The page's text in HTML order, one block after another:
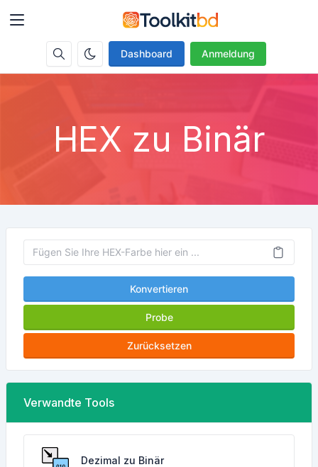
Dashboard Anmeldung
HEX zu Binär
Konvertieren
Probe
Zurücksetzen
Verwandte Tools
Dezimal zu Binär